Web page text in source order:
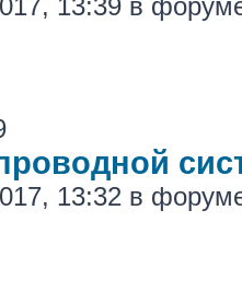
13:39 в
13:32 в